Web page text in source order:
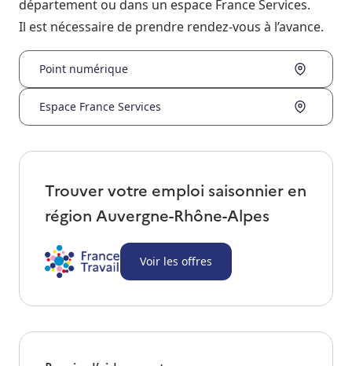
département ou dans un espace France Services.
Il est nécessaire de prendre rendez-vous à l’avance.
Point numérique
Espace France Services
Trouver votre emploi saisonnier en
région Auvergne-Rhône-Alpes
Voir les offres